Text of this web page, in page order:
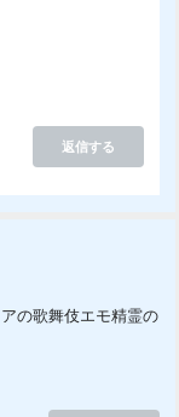
返信する
の歌舞伎エモ精霊の